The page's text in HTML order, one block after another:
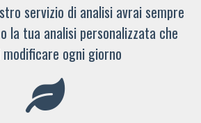
servizio di analisi avrai sempre
la tua analisi personalizzata che
ogni giorno